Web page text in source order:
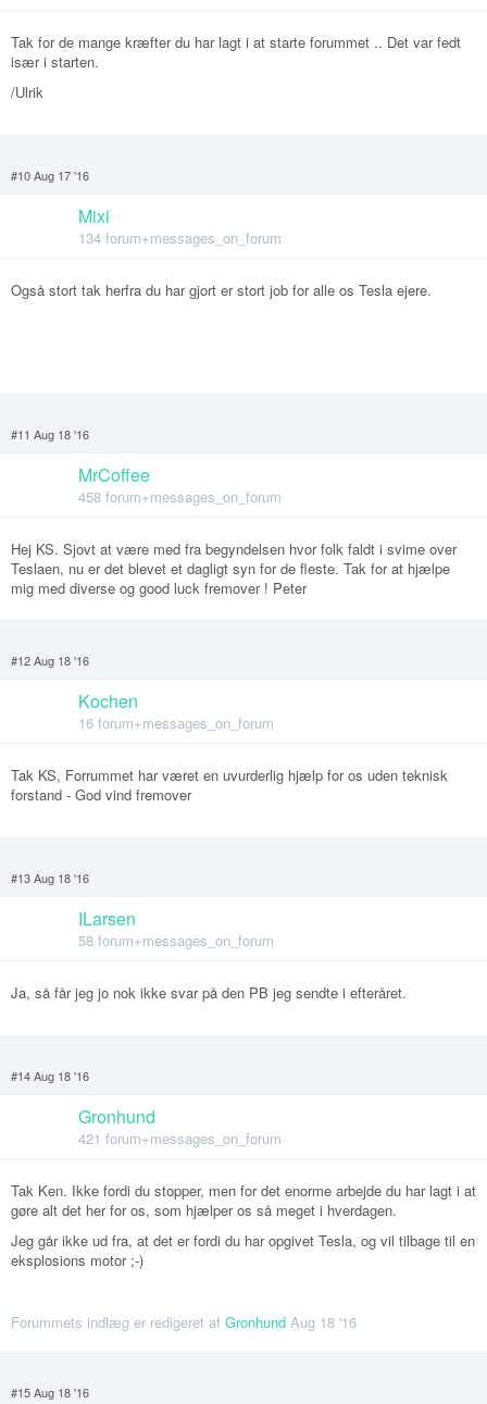
Tak for de mange kræfter du har lagt i at starte forummet .. Det var fedt
især i starten.
/Ulrik
#10 Aug 17 '16
Mixi
134 forum+messages_on_forum
Også stort tak herfra du har gjort er stort job for alle os Tesla ejere.
#11 Aug 18 '16
MrCoffee
458 forum+messages_on_forum
Hej KS. Sjovt at være med fra begyndelsen hvor folk faldt i svime over
Teslaen, nu er det blevet et dagligt syn for de fleste. Tak for at hjælpe
mig med diverse og good luck fremover ! Peter
#12 Aug 18 '16
Kochen
16 forum+messages_on_forum
Tak KS, Forrummet har været en uvurderlig hjælp for os uden teknisk
forstand - God vind fremover
#13 Aug 18 '16
ILarsen
58 forum+messages_on_forum
Ja, så får jeg jo nok ikke svar på den PB jeg sendte i efteråret.
#14 Aug 18 '16
Gronhund
421 forum+messages_on_forum
Tak Ken. Ikke fordi du stopper, men for det enorme arbejde du har lagt i at
gøre alt det her for os, som hjælper os så meget i hverdagen.
Jeg går ikke ud fra, at det er fordi du har opgivet Tesla, og vil tilbage til en
eksplosions motor ;-)
Forummets indlæg er redigeret af Gronhund Aug 18 '16
#15 Aug 18 '16